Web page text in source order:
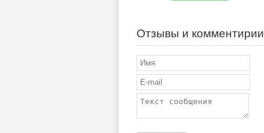
Отзывы и комментирии